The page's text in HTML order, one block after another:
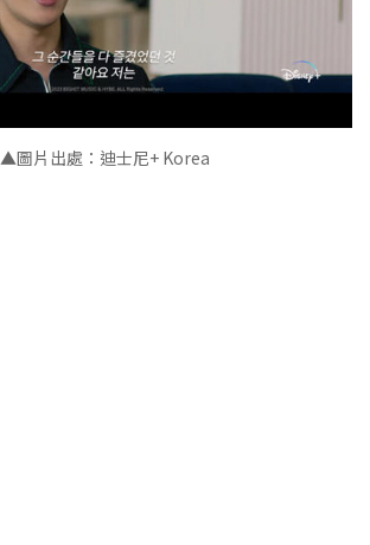
▲圖片出處：迪士尼+ Korea